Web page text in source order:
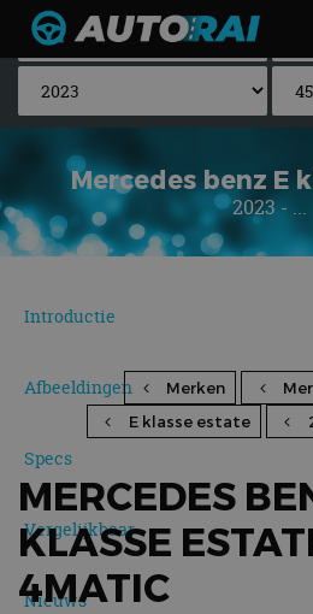
Autonieuws
Podcast
Autotests
Automerken
Adverteren
Contact
Mercedes benz E
2023 - ...
Introductie
Afbeeldingen
Specs
Vergelijkbaar
Nieuws
Merken
E klasse estate
MERCEDES
KLASSE
4MATIC